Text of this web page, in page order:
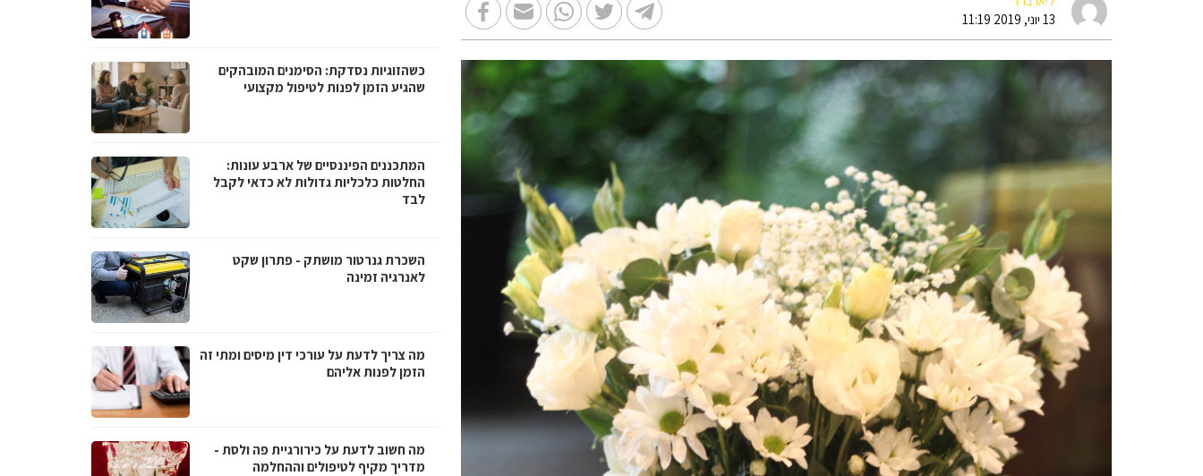
13 יוני, 2019 11:19
כשהזוגיות נסדקת: הסימנים המובהקים
שהגיע הזמן לפנות לטיפול מקצועי
המתכננים הפיננסיים של ארבע עונות:
החלטות כלכליות גדולות לא כדאי לקבל
לבד
השכרת גנרטור מושתק - פתרון שקט
לאנרגיה זמינה
מה צריך לדעת על עורכי דין מיסים ומתי זה
הזמן לפנות אליהם
מה חשוב לדעת על כירורגיית פה ולסת -
מדריך מקיף לטיפולים וההחלמה